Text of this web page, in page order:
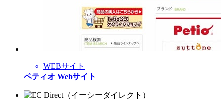
WEBサイト
ペティオ Webサイト